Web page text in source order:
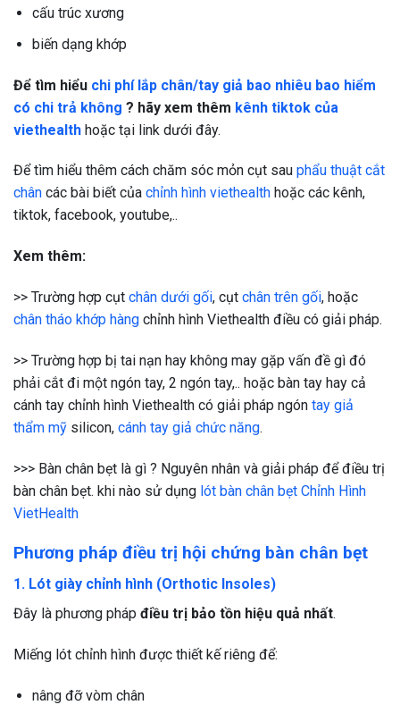
cấu trúc xương
biến dạng khớp
Để tìm hiểu chi phí lắp chân/tay giả bao nhiêu bao hiểm
có chi trả không ? hãy xem thêm kênh tiktok của
viethealth hoặc tại link dưới đây.
Để tìm hiểu thêm cách chăm sóc mỏn cụt sau phẩu thuật cắt
chân các bài biết của chỉnh hình viethealth hoặc các kênh,
tiktok, facebook, youtube,..
Xem thêm:
>> Trường hợp cụt chân dưới gối, cụt chân trên gối, hoặc
chân tháo khớp hàng chỉnh hình Viethealth điều có giải pháp.
>> Trường hợp bị tai nạn hay không may gặp vấn đề gì đó
phải cắt đi một ngón tay, 2 ngón tay,.. hoặc bàn tay hay cả
cánh tay chỉnh hình Viethealth có giải pháp ngón tay giả
thẩm mỹ silicon, cánh tay giả chức năng.
>>> Bàn chân bẹt là gì ? Nguyên nhân và giải pháp để điều trị
bàn chân bẹt. khi nào sử dụng lót bàn chân bẹt Chỉnh Hình
VietHealth
Phương pháp điều trị hội chứng bàn chân bẹt
1. Lót giày chỉnh hình (Orthotic Insoles)
Đây là phương pháp điều trị bảo tồn hiệu quả nhất.
Miếng lót chỉnh hình được thiết kế riêng để:
nâng đỡ vòm chân